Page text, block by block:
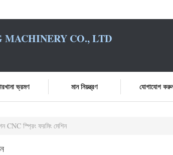
MACHINERY CO., LTD
ভ্রমণ মান নিয়ন্ত্রণ যোগাযোগ
CNC স্প্রিং ফরমিং মেশিন